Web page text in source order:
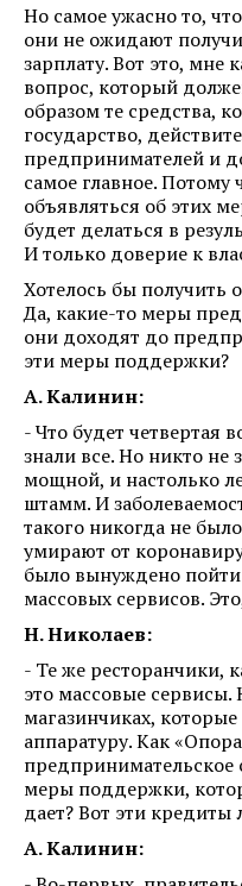
Но самое ужасно то,
они не ожидают
зарплату. Вот это, мне
вопрос, который
образом те средства,
государство,
предпринимателей и
самое главное. Потому
объявляться об этих
будет делаться в
И только доверие к
Хотелось бы получить
Да, какие-то меры
они доходят до
эти меры поддержки?
А. Калинин:
- Что будет четвертая
знали все. Но никто не
мощной, и настолько
штамм. И
такого никогда не
умирают от
было вынуждено пойти
массовых сервисов.
Н. Николаев:
- Те же ресторанчики,
это массовые
магазинчиках,
аппаратуру. Как
предпринимательское
меры поддержки,
дает? Вот эти кредиты
А. Калинин: